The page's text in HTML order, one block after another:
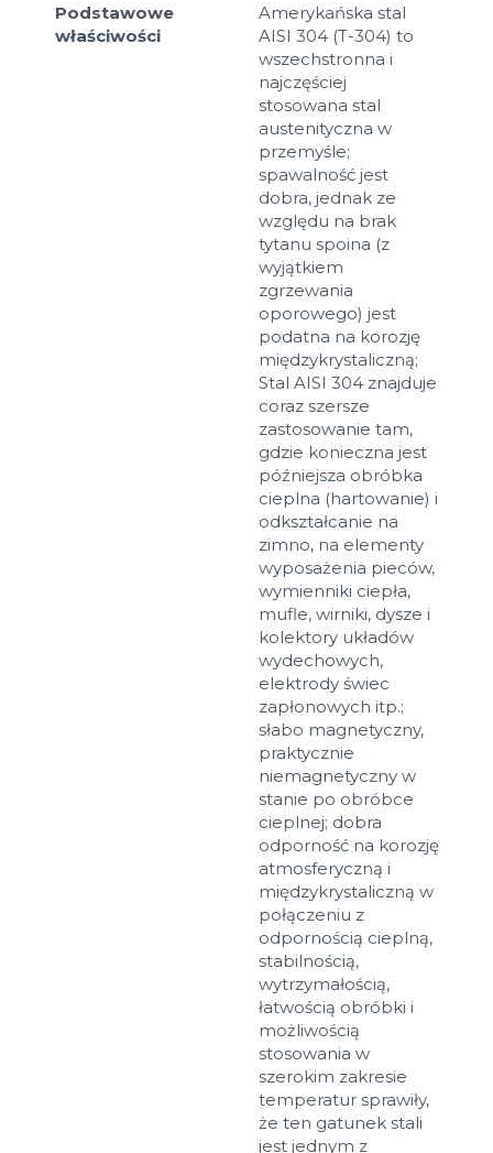
Обзор...
Gotowy
Podstawowe
właściwości
Amerykańska stal
AISI 304 (T-304) to
wszechstronna i
najczęściej
stosowana stal
austenityczna w
przemyśle;
spawalność jest
dobra, jednak ze
względu na brak
tytanu spoina (z
wyjątkiem
zgrzewania
oporowego) jest
podatna na korozję
międzykrystaliczną;
Stal AISI 304 znajduje
coraz szersze
zastosowanie tam,
gdzie konieczna jest
późniejsza obróbka
cieplna (hartowanie) i
odkształcanie na
zimno, na elementy
wyposażenia pieców,
wymienniki ciepła,
mufle, wirniki, dysze i
kolektory układów
wydechowych,
elektrody świec
zapłonowych itp.;
słabo magnetyczny,
praktycznie
niemagnetyczny w
stanie po obróbce
cieplnej; dobra
odporność na korozję
atmosferyczną i
międzykrystaliczną w
połączeniu z
odpornością cieplną,
stabilnością,
wytrzymałością,
łatwością obróbki i
możliwością
stosowania w
szerokim zakresie
temperatur sprawiły,
że ten gatunek stali
jest jednym z